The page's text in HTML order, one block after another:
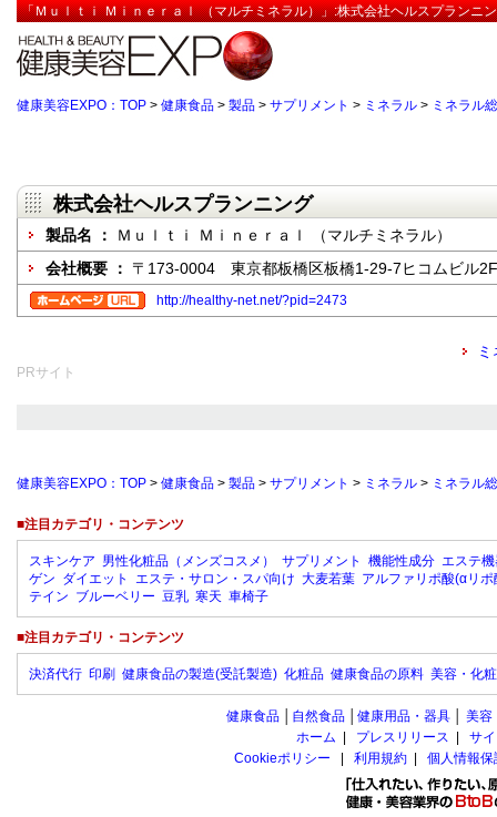
「Ｍｕｌｔｉ Ｍｉｎｅｒａｌ （マルチミネラル）」:株式会社ヘルスプランニ
健康美容EXPO：TOP > 健康食品 > 製品 > サプリメント > ミネラル > ミネラル
株式会社ヘルスプランニング
製品名 ：
Ｍｕｌｔｉ Ｍｉｎｅｒａｌ （マルチミネラル）
会社概要 ： 〒173-0004 東京都板橋区板橋1-29-7ヒコムビル2F
http://healthy-net.net/?pid=2473
PRサイト
健康美容EXPO：TOP > 健康食品 > 製品 > サプリメント > ミネラル > ミネラル
■注目カテゴリ・コンテンツ
スキンケア 男性化粧品（メンズコスメ） サプリメント 機能性成分 エステ
ゲン ダイエット エステ・サロン・スパ向け 大麦若葉 アルファリポ酸(αリポ
テイン ブルーベリー 豆乳 寒天 車椅子
■注目カテゴリ・コンテンツ
決済代行 印刷 健康食品の製造(受託製造) 化粧品 健康食品の原料 美容・化
健康食品 自然食品 健康用品・器具 美容
ホーム
プレスリリース
サ
Cookieポリシー
利用規約 個人情報